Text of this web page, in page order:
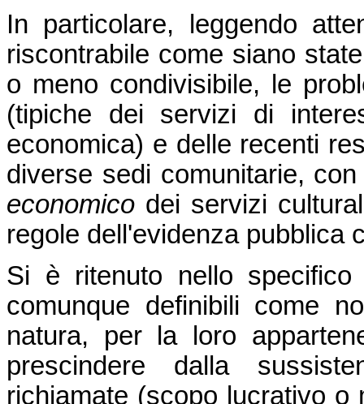
In particolare, leggendo
riscontrabile come siano
o meno condivisibile, le
(tipiche dei servizi di
economica) e delle recenti
diverse sedi comunitarie,
economico dei servizi
regole dell'evidenza pubblica
Si è ritenuto nello
comunque definibili come
natura, per la loro
prescindere dalla
richiamate (scopo lucrativo